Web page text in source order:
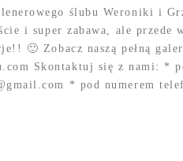
ślubu Weroniki i
i super zabawa, ale przede
🙂 Zobacz naszą pełną
Skontaktuj się z nami: *
* pod numerem